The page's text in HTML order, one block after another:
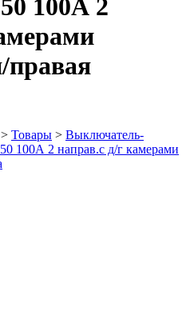
100А 2
правая
> Товары > Выключатель-
100А 2 направ.с д/г камерами